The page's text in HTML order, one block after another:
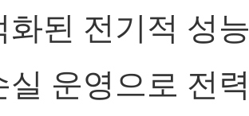
화된 전기적 성
실 운영으로 전